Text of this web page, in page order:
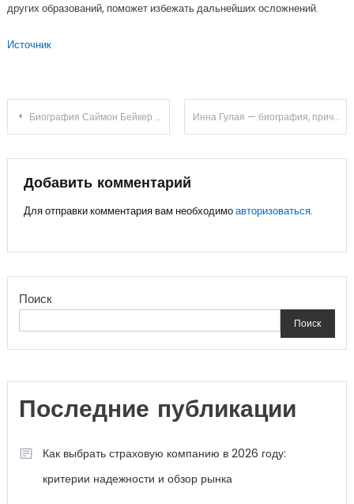
других образований, поможет избежать дальнейших осложнений.
Источник
Навигация
записям
Биография Саймон Бейкер — удивительные подробности из жизни актера, которые вы обязательно хотели знать! Инна Гулая — биография, причина смерти и самые важные факты из жизни актрисы
Добавить комментарий
Для отправки комментария вам необходимоавторизоваться.
Поиск
Поиск
Последние публикации
Как выбрать страховую компанию в 2026 году:
критерии надежности и обзор рынка